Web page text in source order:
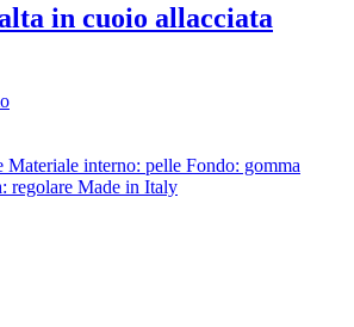
in cuoio allacciata
Materiale interno: pelle Fondo: gomma
regolare Made in Italy